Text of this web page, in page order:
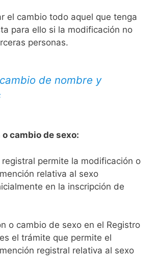
el cambio todo aquel que tenga
para ello si la modificación no
personas.
de nombre y
cambio de sexo:
registral permite la modificación o
relativa al sexo
en la inscripción de
o cambio de sexo en el Registro
el trámite que permite el
registral relativa al sexo